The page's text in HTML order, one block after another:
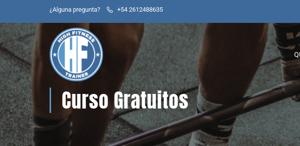
¿Alguna pregunta? +54 2612488635
Curso Gratuitos